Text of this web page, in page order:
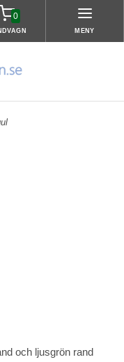
0
MENY
och ljusgrön rand